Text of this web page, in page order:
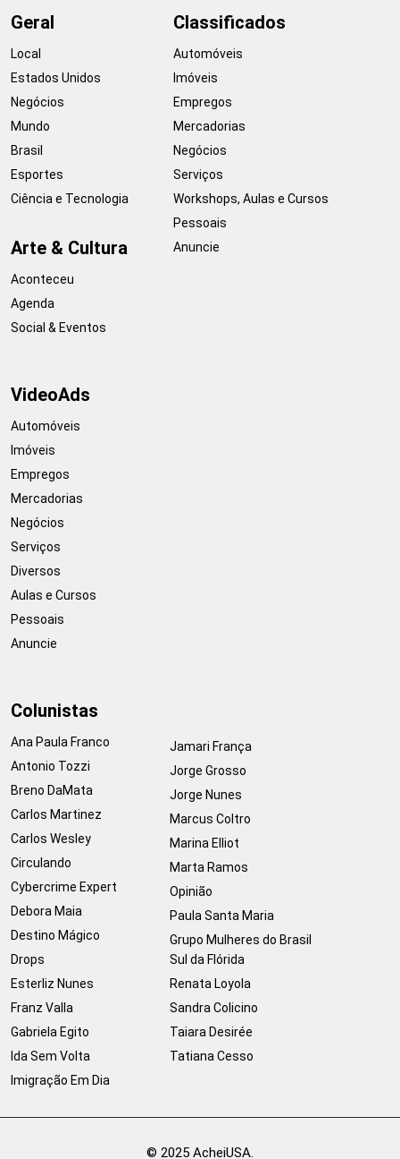
Geral
Local
Estados Unidos
Negócios
Mundo
Brasil
Esportes
Ciência e Tecnologia
Arte & Cultura
Aconteceu
Agenda
Social & Eventos
Classificados
Automóveis
Imóveis
Empregos
Mercadorias
Negócios
Serviços
Workshops, Aulas e Cursos
Pessoais
Anuncie
VideoAds
Automóveis
Imóveis
Empregos
Mercadorias
Negócios
Serviços
Diversos
Aulas e Cursos
Pessoais
Anuncie
Colunistas
Ana Paula Franco
Antonio Tozzi
Breno DaMata
Carlos Martinez
Carlos Wesley
Circulando
Cybercrime Expert
Debora Maia
Destino Mágico
Drops
Esterliz Nunes
Franz Valla
Gabriela Egito
Ida Sem Volta
Imigração Em Dia
Jamari França
Jorge Grosso
Jorge Nunes
Marcus Coltro
Marina Elliot
Marta Ramos
Opinião
Paula Santa Maria
Grupo Mulheres do Brasil
Sul da Flórida
Renata Loyola
Sandra Colicino
Taiara Desirée
Tatiana Cesso
© 2025 AcheiUSA.